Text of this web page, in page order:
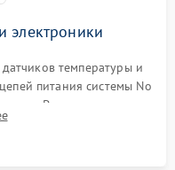
электроники
температуры и
питания системы No
Ремонт или замена
алгоритмов.